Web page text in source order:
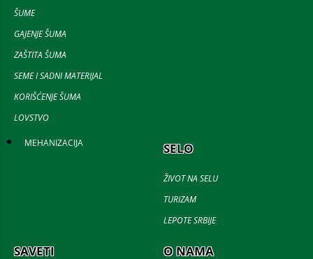
ŠUME
GAJENJE ŠUMA
ZAŠTITA ŠUMA
SEME I SADNI MATERIJAL
KORIŠĆENJE ŠUMA
LOVSTVO
MEHANIZACIJA SELO
ŽIVOT NA SELU
TURIZAM
LEPOTE SRBIJE
SAVETI O NAMA